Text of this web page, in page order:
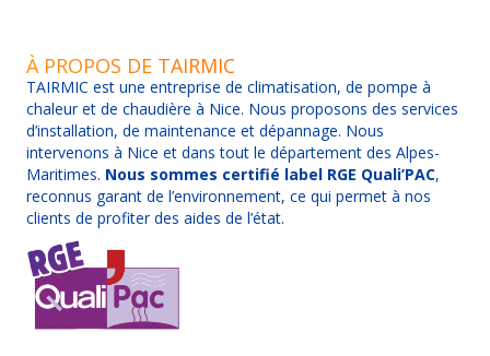
À PROPOS DE TAIRMIC
TAIRMIC est une entreprise de climatisation, de pompe à
chaleur et de chaudière à Nice. Nous proposons des services
d’installation, de maintenance et dépannage. Nous
intervenons à Nice et dans tout le département des Alpes-
Maritimes. Nous sommes certifié label RGE Quali’PAC,
reconnus garant de l’environnement, ce qui permet à nos
clients de profiter des aides de l’état.